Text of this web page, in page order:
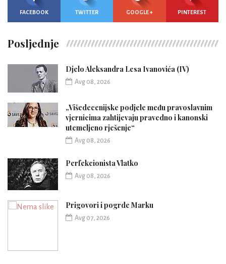
FACEBOOK TWITTER GOOGLE + PINTEREST
Posljednje
Djelo Aleksandra Lesa Ivanovića (IV)
Avg 08, 2026
„Višedecenijske podjele među pravoslavnim
vjernicima zahtijevaju pravedno i kanonski
utemeljeno rješenje“
Avg 08, 2026
Perfekcionista Vlatko
Avg 08, 2026
Prigovori i pogrde Marku
Avg 07, 2026